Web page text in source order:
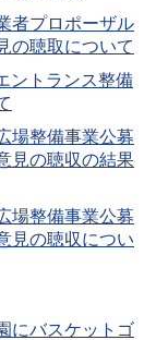
者プロポーザル
の聴取について
ントランス整備
場整備事業公募
見の聴収の結果
場整備事業公募
見の聴収につい
にバスケットゴ